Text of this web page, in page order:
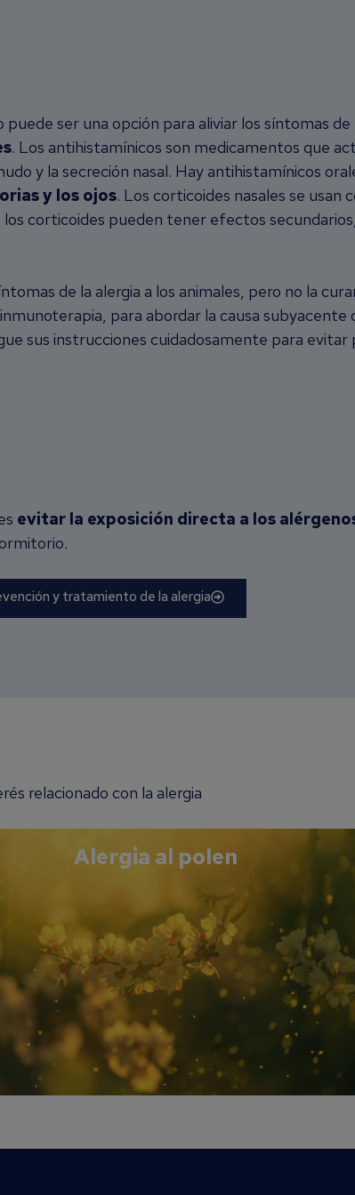
ser una opción para aliviar los síntomas
. Los antihistamínicos son medicamentos que
y la secreción nasal. Hay antihistamínicos
y los ojos. Los corticoides nasales se
los corticoides pueden tener efectos
de la alergia a los animales, pero no la
para abordar la causa subyacente
sus instrucciones cuidadosamente para
evitar la exposición directa a los
y tratamiento de la alergia
relacionado con la alergia
Alergia al polen